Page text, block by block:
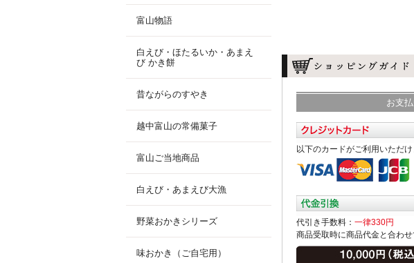
富山物語
白えび・ほたるいか・あまえ
び かき餅
昔ながらのすやき
越中富山の常備菓子
富山ご当地商品
白えび・あまえび大漁
野菜おかきシリーズ
味おかき（ご自宅用）
お支
以下のカードがご利用いただけ
代引き手数料： 一律330円
商品受取時に商品代金と合わせ